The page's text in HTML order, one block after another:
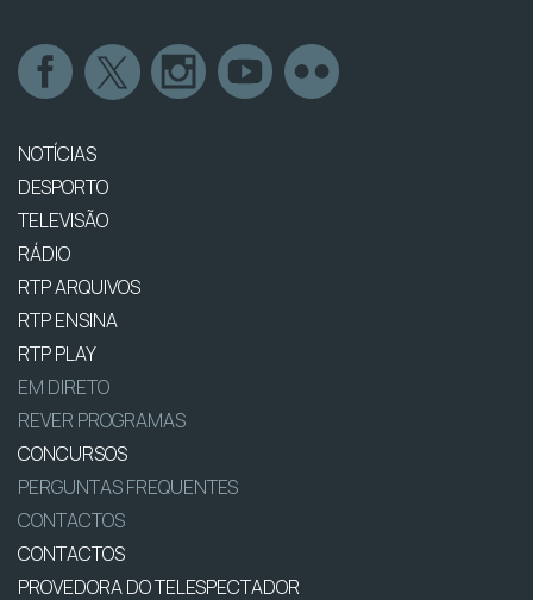
NOTÍCIAS
DESPORTO
TELEVISÃO
RÁDIO
RTP ARQUIVOS
RTP ENSINA
RTP PLAY
EM DIRETO
REVER PROGRAMAS
CONCURSOS
PERGUNTAS FREQUENTES
CONTACTOS
CONTACTOS
PROVEDORA DO TELESPECTADOR